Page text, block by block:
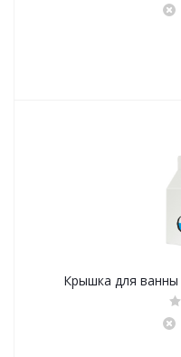
Крышка для